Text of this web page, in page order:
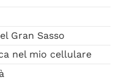
Gran Sasso
nel mio cellulare